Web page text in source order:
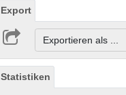
Export
Exportieren als ...
Statistiken